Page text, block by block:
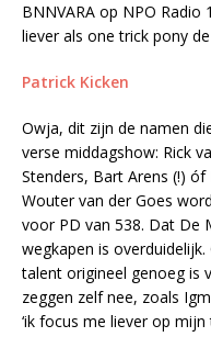
BNNVARA op NPO
liever als one trick pony
Patrick Kicken
Owja, dit zijn de namen
verse middagshow: Rick
Stenders, Bart Arens (!)
Wouter van der Goes
voor PD van 538. Dat De
wegkapen is
talent origineel genoeg is
zeggen zelf nee, zoals
‘ik focus me liever op mijn